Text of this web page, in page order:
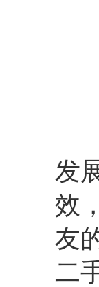
发
效
友
二